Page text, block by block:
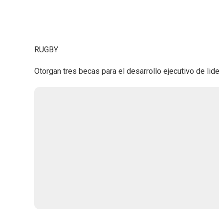
RUGBY
Otorgan tres becas para el desarrollo ejecutivo de